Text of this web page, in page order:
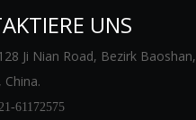
UNS
Ji Nian Road, Bezirk Baoshan,
China.
61172575